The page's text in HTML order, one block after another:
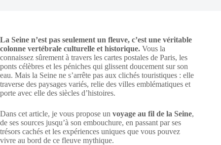
La Seine n’est pas seulement un fleuve, c’est une véritable
colonne vertébrale culturelle et historique. Vous la
connaissez sûrement à travers les cartes postales de Paris, les
ponts célèbres et les péniches qui glissent doucement sur son
eau. Mais la Seine ne s’arrête pas aux clichés touristiques : elle
traverse des paysages variés, relie des villes emblématiques et
porte avec elle des siècles d’histoires.
Dans cet article, je vous propose un voyage au fil de la Seine,
de ses sources jusqu’à son embouchure, en passant par ses
trésors cachés et les expériences uniques que vous pouvez
vivre au bord de ce fleuve mythique.